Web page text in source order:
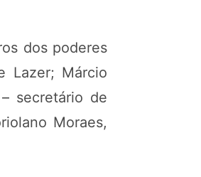
dos poderes
Lazer; Márcio
secretário de
Moraes,